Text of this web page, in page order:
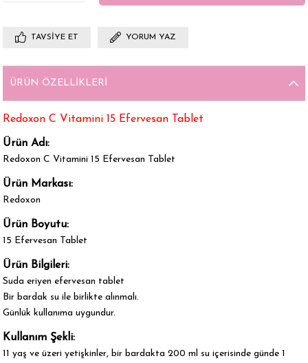
TAVSIYE ET YORUM YAZ
ÜRÜN ÖZELLIKLERI
Redoxon C Vitamini 15 Efervesan Tablet
Ürün Adı:
Redoxon C Vitamini 15 Efervesan Tablet
Ürün Markası:
Redoxon
Ürün Boyutu:
15 Efervesan Tablet
Ürün Bilgileri:
Suda eriyen efervesan tablet
Bir bardak su ile birlikte alınmalı.
Günlük kullanıma uygundur.
Kullanım Şekli:
11 yaş ve üzeri yetişkinler, bir bardakta 200 ml su içerisinde günde 1